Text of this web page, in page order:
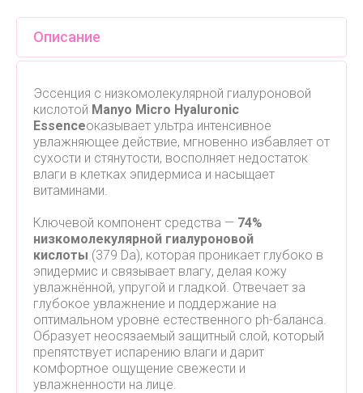
Описание
Эссенция с низкомолекулярной гиалуроновой
кислотой Manyo Micro Hyaluronic
Essenceоказывает ультра интенсивное
увлажняющее действие, мгновенно избавляет от
сухости и стянутости, восполняет недостаток
влаги в клетках эпидермиса и насыщает
витаминами.
Ключевой компонент средства — 74%
низкомолекулярной гиалуроновой
кислоты (379 Da), которая проникает глубоко в
эпидермис и связывает влагу, делая кожу
увлажнённой, упругой и гладкой. Отвечает за
глубокое увлажнение и поддержание на
оптимальном уровне естественного ph-баланса.
Образует неосязаемый защитный слой, который
препятствует испарению влаги и дарит
комфортное ощущение свежести и
увлажненности на лице.